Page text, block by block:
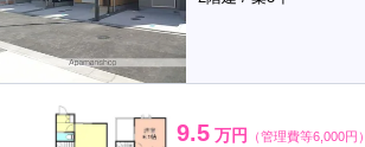
9.5 万円 （管理費等6,000円）